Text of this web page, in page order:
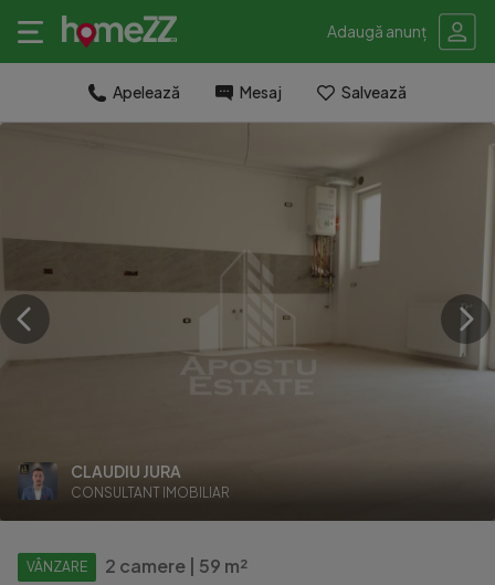
Adaugă anunț
Apelează Mesaj Salvează
CLAUDIU JURA
CONSULTANT IMOBILIAR
VÂNZARE 2 camere | 59 m²